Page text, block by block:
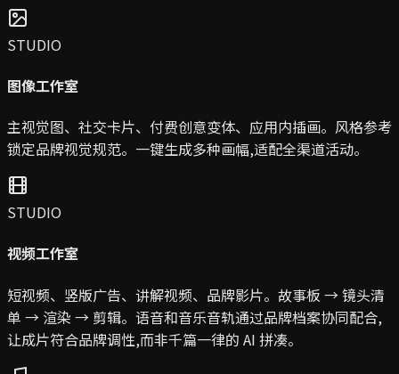
STUDIO
图像工作室
主视觉图、社交卡片、付费创意变体、应用内插画。风格参考
锁定品牌视觉规范。一键生成多种画幅,适配全渠道活动。
STUDIO
视频工作室
短视频、竖版广告、讲解视频、品牌影片。故事板 → 镜头清
单 → 渲染 → 剪辑。语音和音乐音轨通过品牌档案协同配合,
让成片符合品牌调性,而非千篇一律的 AI 拼凑。